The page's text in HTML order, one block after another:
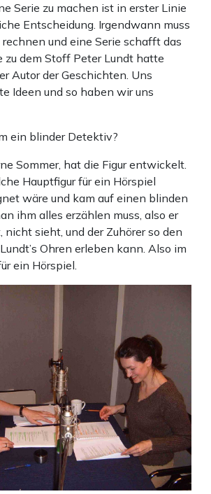
Serie zu machen ist in erster Linie
Entscheidung. Irgendwann muss
und eine Serie schafft das
zu dem Stoff Peter Lundt hatte
Autor der Geschichten. Uns
Ideen und so haben wir uns
ein blinder Detektiv?
Sommer, hat die Figur entwickelt.
Hauptfigur für ein Hörspiel
wäre und kam auf einen blinden
ihm alles erzählen muss, also er
nicht sieht, und der Zuhörer so den
Ohren erleben kann. Also im
ein Hörspiel.